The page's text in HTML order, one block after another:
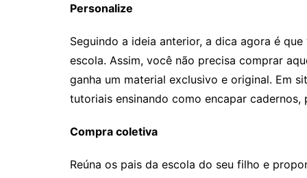
Personalize
Seguindo a ideia anterior, a dica agora é
escola. Assim, você não precisa comprar
ganha um material exclusivo e original. Em
tutoriais ensinando como encapar cadernos,
Compra coletiva
Reúna os pais da escola do seu filho e